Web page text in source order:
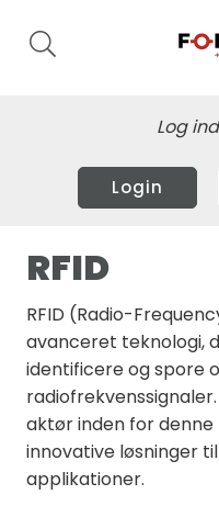
Log
Login
RFID
RFID (Radio-
avanceret teknologi,
identificere og spore
aktør inden for
innovative løsninger
applikationer.